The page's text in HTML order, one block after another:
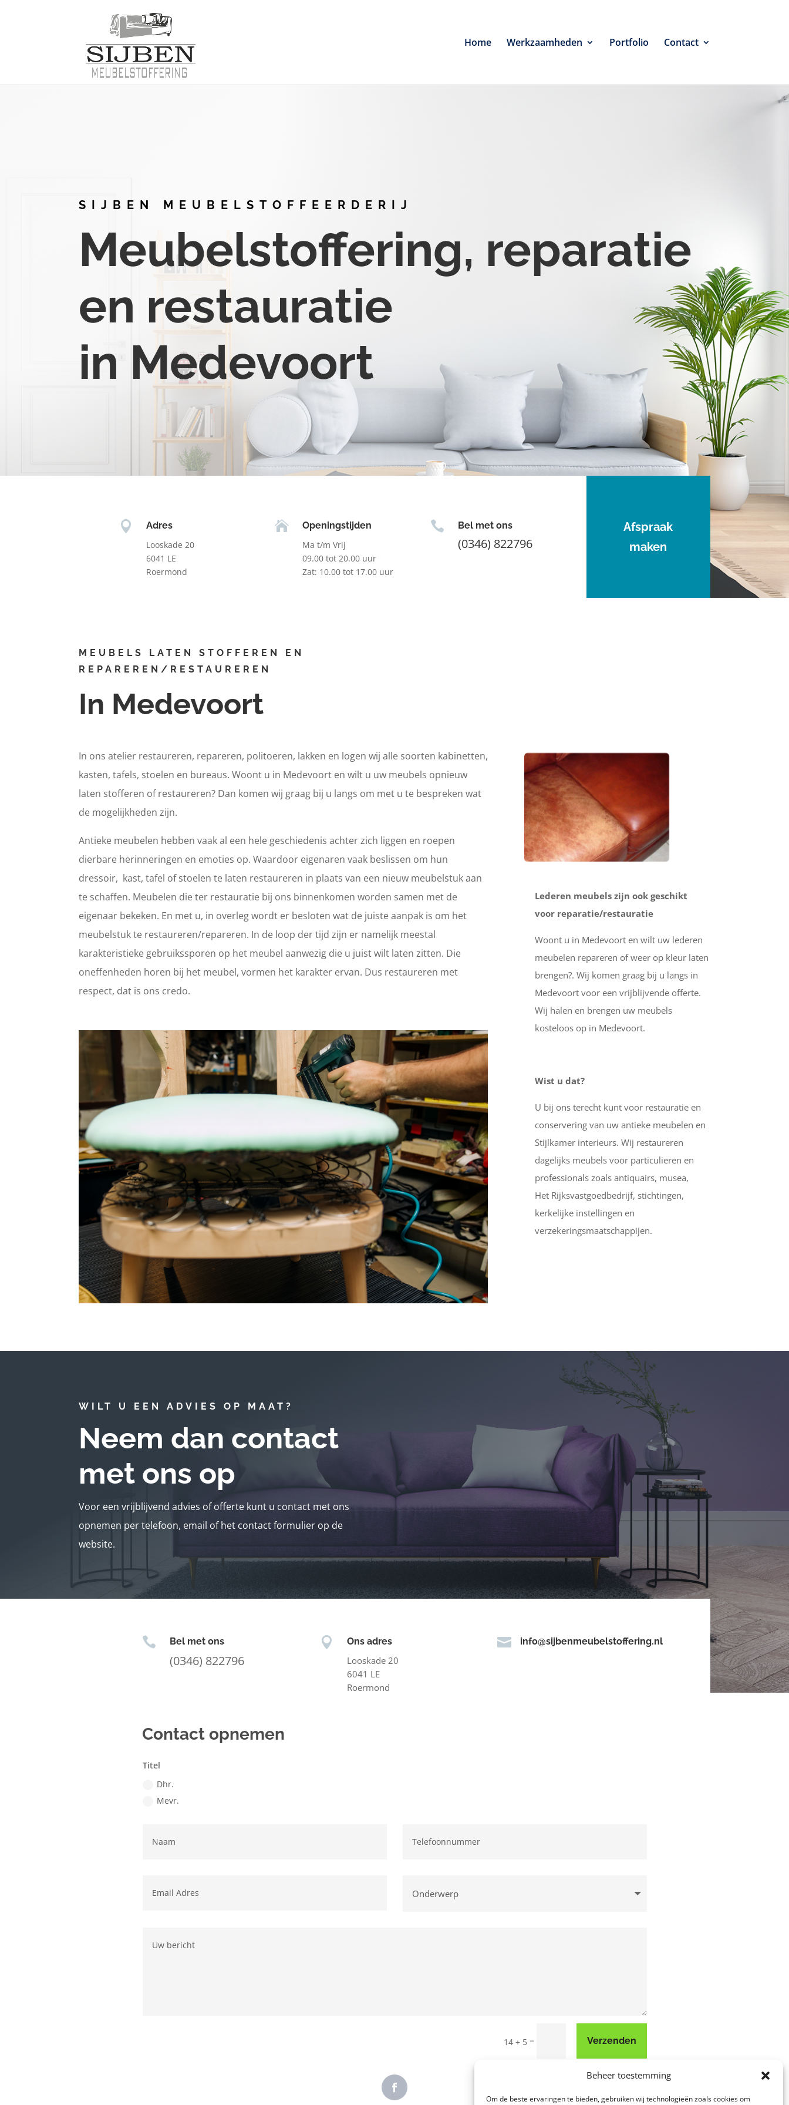
Beheer toestemming
Om de beste ervaringen te bieden, gebruiken wij technologieën zoals cookies om
Home Werkzaamheden Portfolio Contact
SIJBEN MEUBELSTOFFEERDERIJ
Meubelstoffering, reparatie
en restauratie
in Medevoort

Adres
Looskade 20
6041 LE
Roermond

Openingstijden
Ma t/m Vrij
09.00 tot 20.00 uur
Zat: 10.00 tot 17.00 uur
 Bel met ons
(0346) 822796
Afspraak
maken
MEUBELS LATEN STOFFEREN EN
REPAREREN/RESTAUREREN
In Medevoort
In ons atelier restaureren, repareren, politoeren, lakken en logen wij alle soorten kabinetten,
kasten, tafels, stoelen en bureaus. Woont u in Medevoort en wilt u uw meubels opnieuw
laten stofferen of restaureren? Dan komen wij graag bij u langs om met u te bespreken wat
de mogelijkheden zijn.
Antieke meubelen hebben vaak al een hele geschiedenis achter zich liggen en roepen
dierbare herinneringen en emoties op. Waardoor eigenaren vaak beslissen om hun
dressoir, kast, tafel of stoelen te laten restaureren in plaats van een nieuw meubelstuk aan
te schaffen. Meubelen die ter restauratie bij ons binnenkomen worden samen met de
eigenaar bekeken. En met u, in overleg wordt er besloten wat de juiste aanpak is om het
meubelstuk te restaureren/repareren. In de loop der tijd zijn er namelijk meestal
karakteristieke gebruikssporen op het meubel aanwezig die u juist wilt laten zitten. Die
oneffenheden horen bij het meubel, vormen het karakter ervan. Dus restaureren met
respect, dat is ons credo.
Lederen meubels zijn ook geschikt
voor reparatie/restauratie
Woont u in Medevoort en wilt uw lederen
meubelen repareren of weer op kleur laten
brengen?. Wij komen graag bij u langs in
Medevoort voor een vrijblijvende offerte.
Wij halen en brengen uw meubels
kosteloos op in Medevoort.
Wist u dat?
U bij ons terecht kunt voor restauratie en
conservering van uw antieke meubelen en
Stijlkamer interieurs. Wij restaureren
dagelijks meubels voor particulieren en
professionals zoals antiquairs, musea,
Het Rijksvastgoedbedrijf, stichtingen,
kerkelijke instellingen en
verzekeringsmaatschappijen.
WILT U EEN ADVIES OP MAAT?
Neem dan contact
met ons op
Voor een vrijblijvend advies of offerte kunt u contact met ons
opnemen per telefoon, email of het contact formulier op de
website.
 Bel met ons
(0346) 822796
 Ons adres
Looskade 20
6041 LE
Roermond
 info@sijbenmeubelstoffering.nl
Contact opnemen
Titel
Dhr.
Mevr.
14 + 5 = Verzenden